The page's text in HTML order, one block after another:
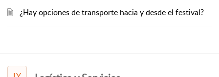
¿Hay opciones de transporte hacia y desde el festival?